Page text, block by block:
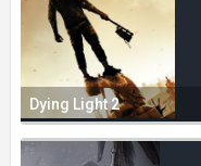
Dying Light 2